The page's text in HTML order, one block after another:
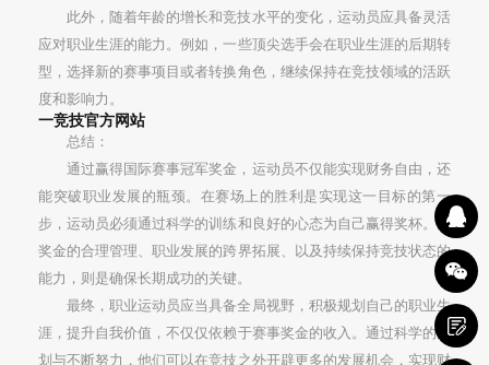
此外，随着年龄的增长和竞技水平的变化，运动员应具备灵活
应对职业生涯的能力。例如，一些顶尖选手会在职业生涯的后期转
型，选择新的赛事项目或者转换角色，继续保持在竞技领域的活跃
度和影响力。
一竞技官方网站
总结：
通过赢得国际赛事冠军奖金，运动员不仅能实现财务自由，还
能突破职业发展的瓶颈。在赛场上的胜利是实现这一目标的第一
步，运动员必须通过科学的训练和良好的心态为自己赢得奖杯。而
奖金的合理管理、职业发展的跨界拓展、以及持续保持竞技状态的
能力，则是确保长期成功的关键。
最终，职业运动员应当具备全局视野，积极规划自己的职业生
涯，提升自我价值，不仅仅依赖于赛事奖金的收入。通过科学的规
划与不断努力，他们可以在竞技之外开辟更多的发展机会，实现财